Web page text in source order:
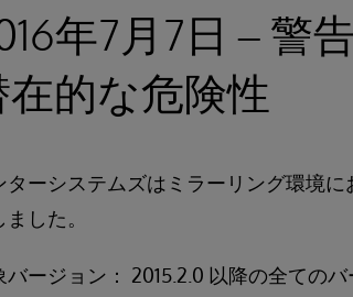
年7月7日 – 警
在的な危険性
ターシステムズはミラーリング環境
した。
バージョン： 2015.2.0 以降の全ての